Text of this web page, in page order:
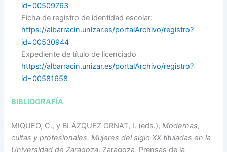
id=00509763
Ficha de registro de identidad escolar:
https://albarracin.unizar.es/portalArchivo/registro?
id=00530944
Expediente de título de licenciado
https://albarracin.unizar.es/portalArchivo/registro?
id=00581658
BIBLIOGRAFÍA
MIQUEO, C., y BLÁZQUEZ ORNAT, I. (eds.),Modernas,
cultas y profesionales. Mujeres del siglo XX tituladas en la
Universidad de Zaragoza, Zaragoza, Prensas de la